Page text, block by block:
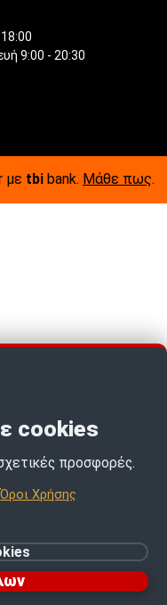
9:00 - 20:30
με tbi bank. Μάθε πως.
cookies
προσφορές.
Όροι Χρήσης